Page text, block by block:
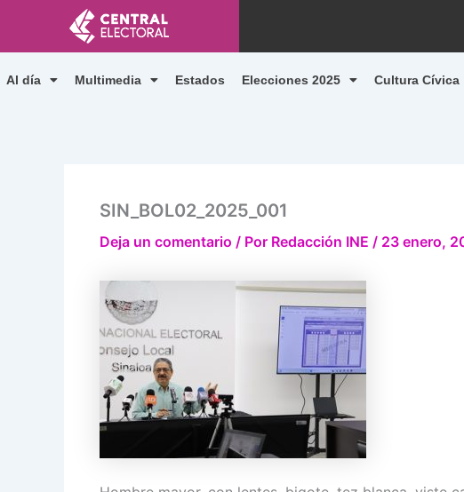
contenido
Al día Multimedia Estados Elecciones 2025 Cultura Cívica
SIN_BOL02_2025_001
Deja un comentario / Por Redacción INE / 23 enero,